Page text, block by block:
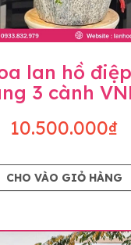
lan hồ
3 cành
10.500.000₫
CHO VÀO GIỎ HÀNG